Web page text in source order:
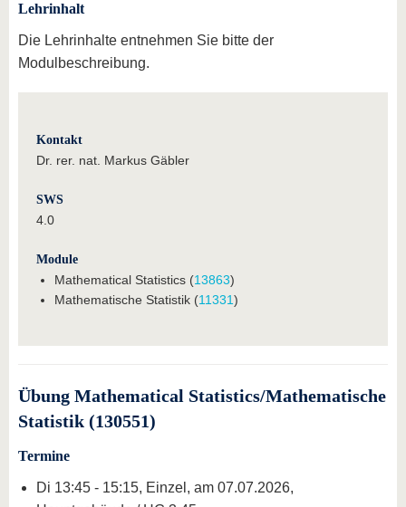
Lehrinhalt
Die Lehrinhalte entnehmen Sie bitte der
Modulbeschreibung.
Kontakt
Dr. rer. nat. Markus Gäbler
SWS
4.0
Module
Mathematical Statistics (13863)
Mathematische Statistik (11331)
Übung Mathematical Statistics/Mathematische
Statistik (130551)
Termine
Di 13:45 - 15:15, Einzel, am 07.07.2026,